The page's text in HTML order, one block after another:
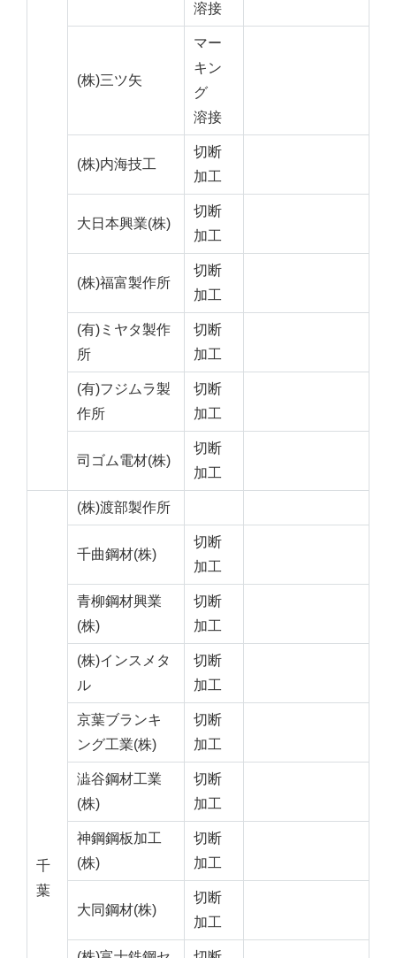
溶接
(株)三ツ矢
マー
キン
グ
溶接
(株)内海技工
切断
加工
大日本興業(株)
切断
加工
(株)福富製作所
切断
加工
(有)ミヤタ製作
所
切断
加工
(有)フジムラ製
作所
切断
加工
司ゴム電材(株)
切断
加工
千
葉
(株)渡部製作所
千曲鋼材(株)
切断
加工
青柳鋼材興業
(株)
切断
加工
(株)インスメタ
ル
切断
加工
京葉ブランキ
ング工業(株)
切断
加工
澁谷鋼材工業
(株)
切断
加工
神鋼鋼板加工
(株)
切断
加工
大同鋼材(株)
切断
加工